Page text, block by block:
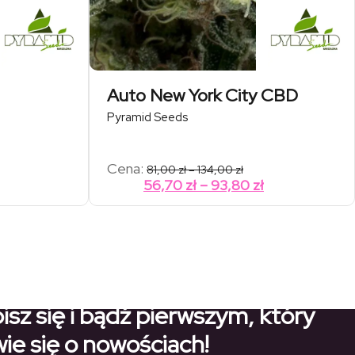
zł
Auto New York City CBD
Pyramid Seeds
Cena: 81,00zł–134,00złZakres
cen:
od
81,00 zł
56,70 zł –93,80 złZakres
cen:
się i bądź pierwszym, który
się o nowościach!